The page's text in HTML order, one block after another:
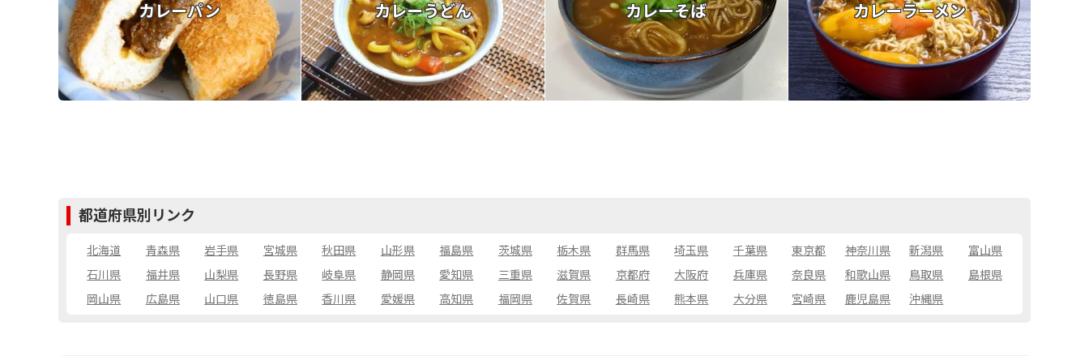
カレーパン カレーうどん カレーそば カレーラーメン
都道府県別リンク
北海道 青森県 岩手県 宮城県 秋田県 山形県 福島県 茨城県 栃木県 群馬県 埼玉県 千葉県 東京都 神奈川県 新潟県
富山県
石川県
福井県 山梨県 長野県 岐阜県 静岡県 愛知県 三重県 滋賀県 京都府 大阪府 兵庫県 奈良県 和歌山県 鳥取県
島根県
岡山県
広島県 山口県 徳島県 香川県 愛媛県 高知県 福岡県 佐賀県 長崎県 熊本県 大分県 宮崎県 鹿児島県 沖縄県